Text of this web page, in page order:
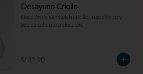
Desayuno Criollo
Elección de sándwich criollo, jugo clásico y
bebida caliente a elección.
S/ 32.90